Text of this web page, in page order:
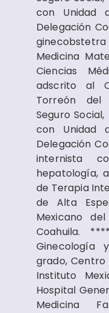
con Unidad
Delegación
Medicina
Ciencias
adscrito al
Torreón del
Seguro
con Unidad
Delegación
internista
hepatología,
de Terapia
de Alta
Mexicano
Coahuila.
Ginecología
grado, Centro
Instituto
Hospital
Medicina